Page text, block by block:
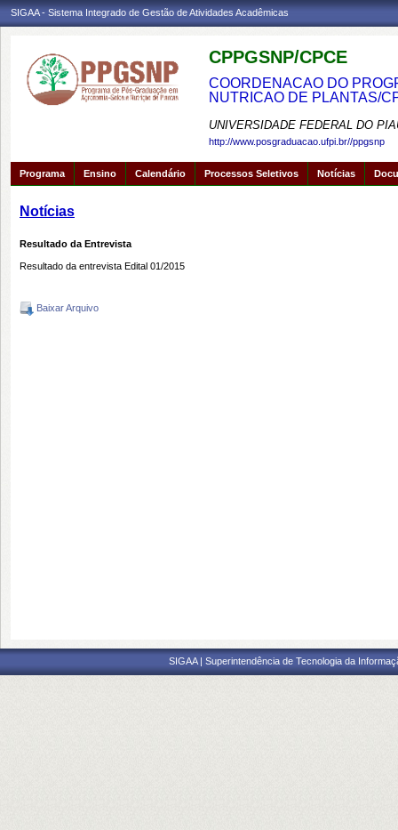
SIGAA - Sistema Integrado de Gestão de Atividades Acadêmicas
CPPGSNP/CPCE
COORDENACAO DO
NUTRICAO DE PLANTAS/
UNIVERSIDADE FEDERAL DO
http://www.posgraduacao.ufpi.br//ppgsnp
Programa Ensino Calendário Processos Seletivos Notícias
Notícias
Resultado da Entrevista
Resultado da entrevista Edital 01/2015
Baixar Arquivo
SIGAA | Superintendência de Tecnologia da